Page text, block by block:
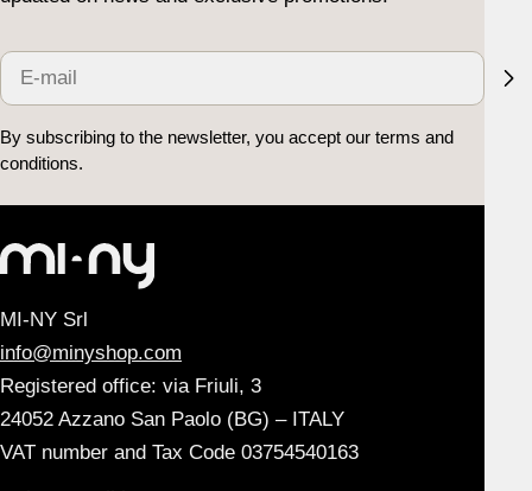
E-
mail
By subscribing to the newsletter, you accept our terms and
conditions.
MI-NY Srl
info@minyshop.com
Registered office: via Friuli, 3
24052 Azzano San Paolo (BG) – ITALY
VAT number and Tax Code 03754540163